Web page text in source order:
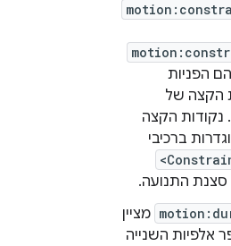
הם הפניות
הקצה של
נקודות הקצה
ברכיבי
התנועה.
מציין
אלפיות השנייה